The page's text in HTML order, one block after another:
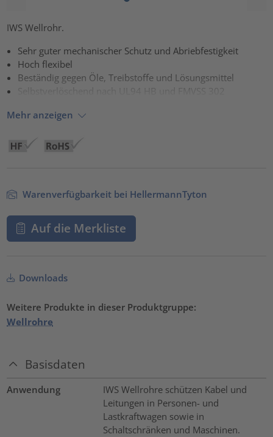
IWS Wellrohr.
Sehr guter mechanischer Schutz und Abriebfestigkeit
Hoch flexibel
Beständig gegen Öle, Treibstoffe und Lösungsmittel
Mehr anzeigen
Warenverfügbarkeit bei HellermannTyton
Auf die Merkliste
Downloads
Weitere Produkte in dieser Produktgruppe:
Wellrohre
Basisdaten
Anwendung
IWS Wellrohre schützen Kabel und
Leitungen in Personen- und
Lastkraftwagen sowie in
Schaltschränken und Maschinen.